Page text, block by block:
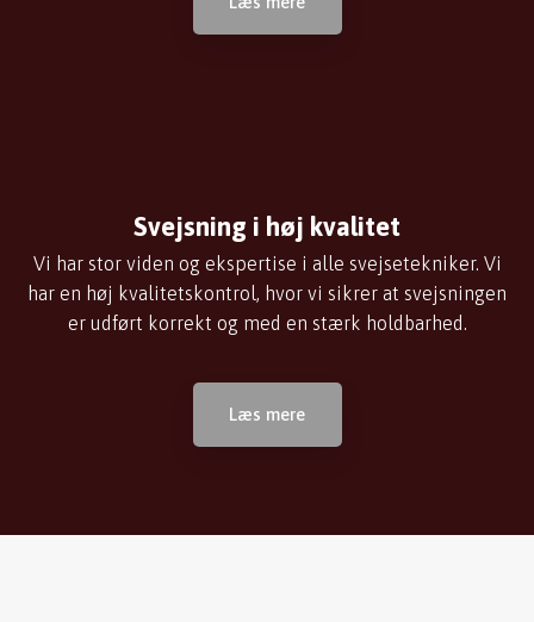
Svejsning i høj kvalitet
Vi har stor viden og ekspertise i alle svejsetekniker. Vi
har en høj kvalitetskontrol, hvor vi sikrer at svejsningen
er udført korrekt og med en stærk holdbarhed.
Læs mere​